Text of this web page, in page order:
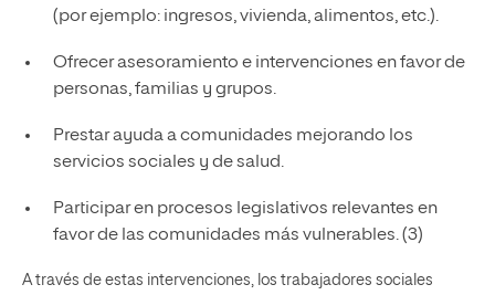
(por ejemplo: ingresos, vivienda, alimentos, etc.).
Ofrecer asesoramiento e intervenciones en favor de
personas, familias y grupos.
Prestar ayuda a comunidades mejorando los
servicios sociales y de salud.
Participar en procesos legislativos relevantes en
favor de las comunidades más vulnerables. (3)
A través de estas intervenciones, los trabajadores sociales